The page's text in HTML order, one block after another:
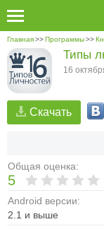
Главная>>Программы>>
Скачать
Общая оценка:
5
Android версии:
2.1 и выше
Типы
16